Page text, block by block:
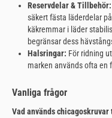
Reservdelar & Tillbehör:
säkert fästa läderdelar
käkremmar i läder
begränsar dess
Halsringar: För ridning
marken används ofta en
Vanliga frågor
Vad används